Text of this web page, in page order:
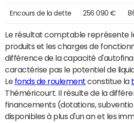
Encours de la dette 256 090 €
Le résultat comptable représente
produits et les charges de
différence de la capacité
caractérise pas le potentiel de
Le fonds de roulement constitue la
Théméricourt. Il résulte de la
financements (dotations,
disponibles à plus d'un an et les